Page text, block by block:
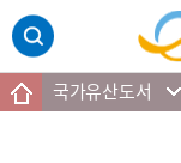
국가유산도서